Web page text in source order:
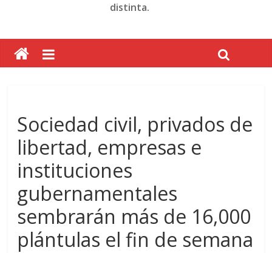
distinta.
Sociedad civil, privados de
libertad, empresas e
instituciones
gubernamentales
sembrarán más de 16,000
plántulas el fin de semana